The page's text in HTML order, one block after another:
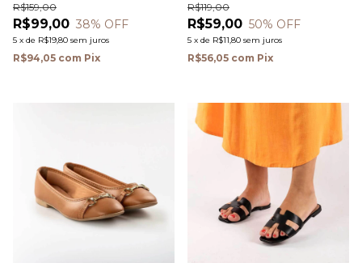
R$99,00
R$159,00
38% OFF
5 x de R$19,80 sem juros
R$94,05 com Pix
R$59,00
R$119,00
50% OFF
5 x de R$11,80 sem juros
R$56,05 com Pix